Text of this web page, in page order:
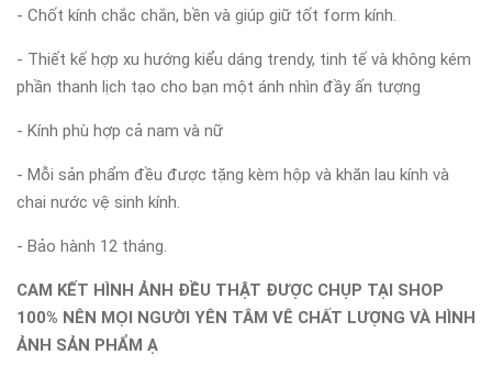
- Chốt kính chắc chắn, bền và giúp giữ tốt form kính.
- Thiết kế hợp xu hướng kiểu dáng trendy, tinh tế và không kém
phần thanh lịch tạo cho bạn một ánh nhìn đầy ấn tượng
- Kính phù hợp cả nam và nữ
- Mỗi sản phẩm đều được tặng kèm hộp và khăn lau kính và
chai nước vệ sinh kính.
- Bảo hành 12 tháng.
CAM KẾT HÌNH ẢNH ĐỀU THẬT ĐƯỢC CHỤP TẠI SHOP
100% NÊN MỌI NGƯỜI YÊN TÂM VÊ CHẤT LƯỢNG VÀ HÌNH
ẢNH SẢN PHẨM Ạ